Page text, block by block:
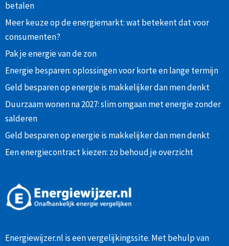
betalen
Meer keuze op de energiemarkt: wat betekent dat voor
consumenten?
Pak je energie van de zon
Energie besparen: oplossingen voor korte en lange termijn
Geld besparen op energie is makkelijker dan men denkt
Duurzaam wonen na 2027: slim omgaan met energie zonder
salderen
Geld besparen op energie is makkelijker dan men denkt
Een energiecontract kiezen: zo behoud je overzicht
Energiewijzer.nl is een vergelijkingssite. Met behulp van